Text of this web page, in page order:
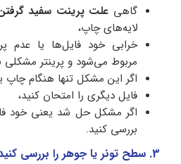
گاهی علت پرینت سفید گرفتن
لایه‌های چاپ،
خرابی خود فایل‌ها یا عدم
مربوط می‌شود و پرینتر مشکلی
اگر این مشکل تنها هنگام
فایل دیگری را امتحان کنید،
اگر مشکل حل شد یعنی خود
بررسی کنید.
3. سطح تونر یا جوهر را بررسی کنید